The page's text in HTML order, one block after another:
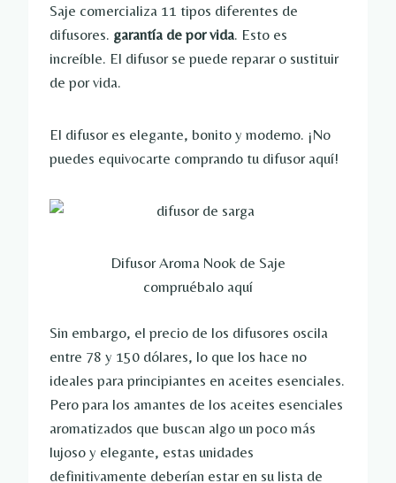
Saje comercializa 11 tipos diferentes de
difusores. garantía de por vida. Esto es
increíble. El difusor se puede reparar o sustituir
de por vida.
El difusor es elegante, bonito y moderno. ¡No
puedes equivocarte comprando tu difusor aquí!
Difusor Aroma Nook de Saje
compruébalo aquí
Sin embargo, el precio de los difusores oscila
entre 78 y 150 dólares, lo que los hace no
ideales para principiantes en aceites esenciales.
Pero para los amantes de los aceites esenciales
aromatizados que buscan algo un poco más
lujoso y elegante, estas unidades
definitivamente deberían estar en su lista de